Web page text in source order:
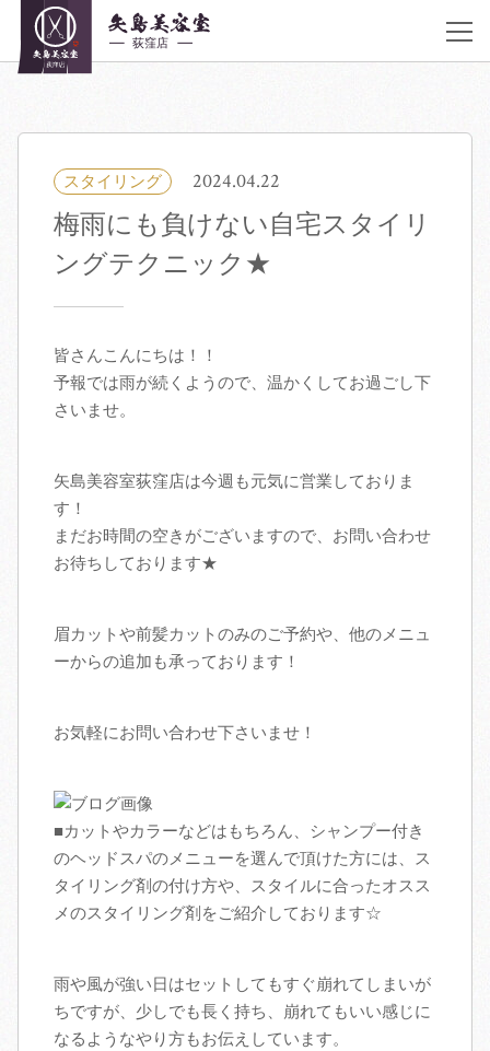
03-6383-5252
着付け・ヘアメイク
ヘアカタログ
クーポン／料金表
スタッフ紹介
アクセス
ブログ
スタイリング 2024.04.22
梅雨にも負けない自宅スタイリ
ングテクニック★
皆さんこんにちは！！
予報では雨が続くようので、温かくしてお過ごし下
さいませ。
矢島美容室荻窪店は今週も元気に営業しておりま
す！
まだお時間の空きがございますので、お問い合わせ
お待ちしております★
眉カットや前髪カットのみのご予約や、他のメニュ
ーからの追加も承っております！
お気軽にお問い合わせ下さいませ！
■カットやカラーなどはもちろん、シャンプー付き
のヘッドスパのメニューを選んで頂けた方には、ス
タイリング剤の付け方や、スタイルに合ったオスス
メのスタイリング剤をご紹介しております☆
雨や風が強い日はセットしてもすぐ崩れてしまいが
ちですが、少しでも長く持ち、崩れてもいい感じに
なるようなやり方もお伝えしています。